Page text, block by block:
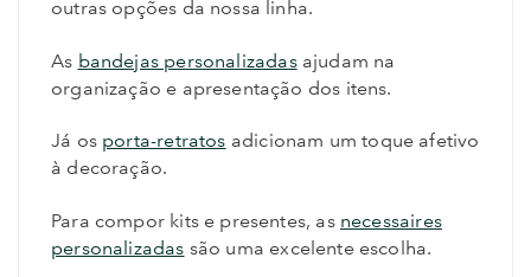
outras opções da nossa linha.
As bandejas personalizadasajudam na
organização e apresentação dos itens.
Já os porta-retratos adicionam um toque afetivo
à decoração.
Para compor kits e presentes, as necessaires
personalizadas são uma excelente escolha.